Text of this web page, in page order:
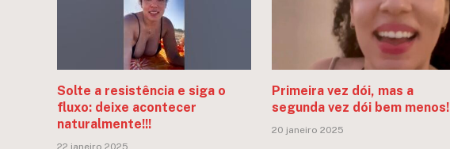
Solte a resistência e siga o
fluxo: deixe acontecer
naturalmente!!!
22 janeiro 2025
Primeira vez dói, mas a
segunda vez dói bem menos!
20 janeiro 2025